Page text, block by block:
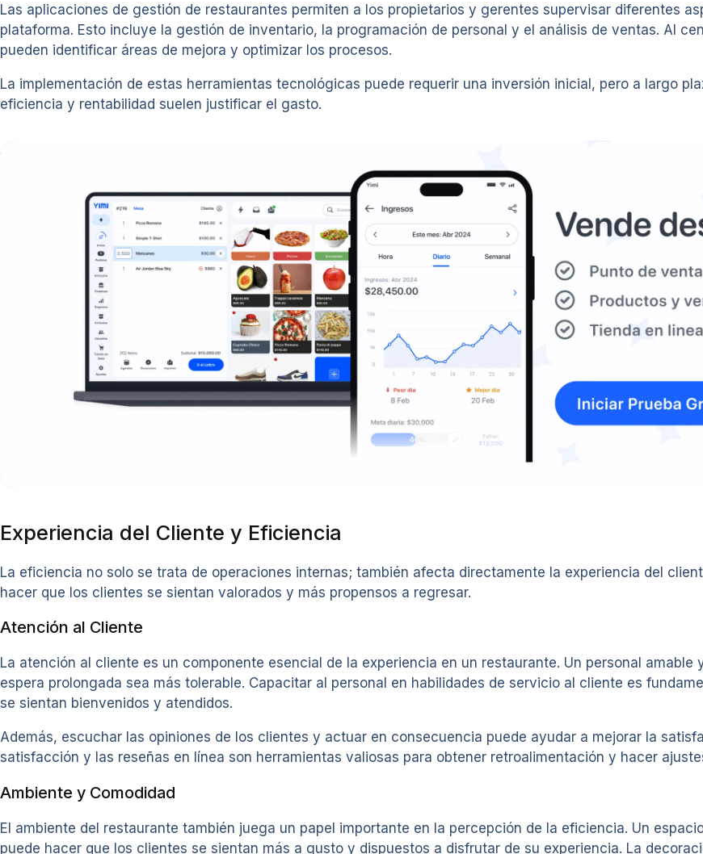
Las aplicaciones de gestión de restaurantes permiten a los propietarios y gerentes supervisar diferentes
plataforma. Esto incluye la gestión de inventario, la programación de personal y el análisis de ventas. Al
pueden identificar áreas de mejora y optimizar los procesos.
La implementación de estas herramientas tecnológicas puede requerir una inversión inicial, pero a largo
eficiencia y rentabilidad suelen justificar el gasto.
Experiencia del Cliente y Eficiencia
La eficiencia no solo se trata de operaciones internas; también afecta directamente la experiencia del
hacer que los clientes se sientan valorados y más propensos a regresar.
Atención al Cliente
La atención al cliente es un componente esencial de la experiencia en un restaurante. Un personal
espera prolongada sea más tolerable. Capacitar al personal en habilidades de servicio al cliente es
se sientan bienvenidos y atendidos.
Además, escuchar las opiniones de los clientes y actuar en consecuencia puede ayudar a mejorar la
satisfacción y las reseñas en línea son herramientas valiosas para obtener retroalimentación y hacer
Ambiente y Comodidad
El ambiente del restaurante también juega un papel importante en la percepción de la eficiencia. Un
puede hacer que los clientes se sientan más a gusto y dispuestos a disfrutar de su experiencia. La